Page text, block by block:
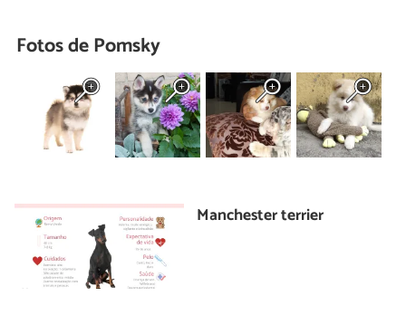
Fotos de Pomsky
Manchester terrier